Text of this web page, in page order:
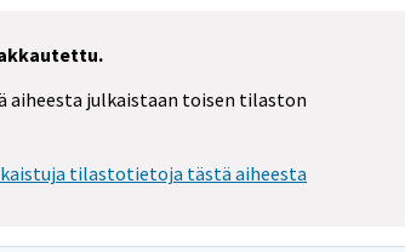
julkaistaan toisen tilaston
tilastotietoja tästä aiheesta